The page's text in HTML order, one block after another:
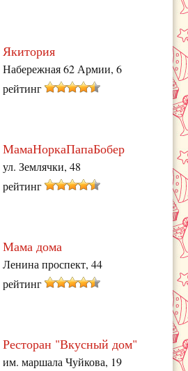
Якитория
Набережная 62 Армии, 6
рейтинг
МамаНоркаПапаБобер
ул. Землячки, 48
рейтинг
Мама дома
Ленина проспект, 44
рейтинг
Ресторан "Вкусный дом"
им. маршала Чуйкова, 19